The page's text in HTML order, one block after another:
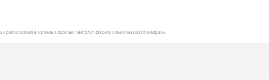
platnom znení a o zmene a doplnení niektorých zákonov v znení neskorších predpisov.